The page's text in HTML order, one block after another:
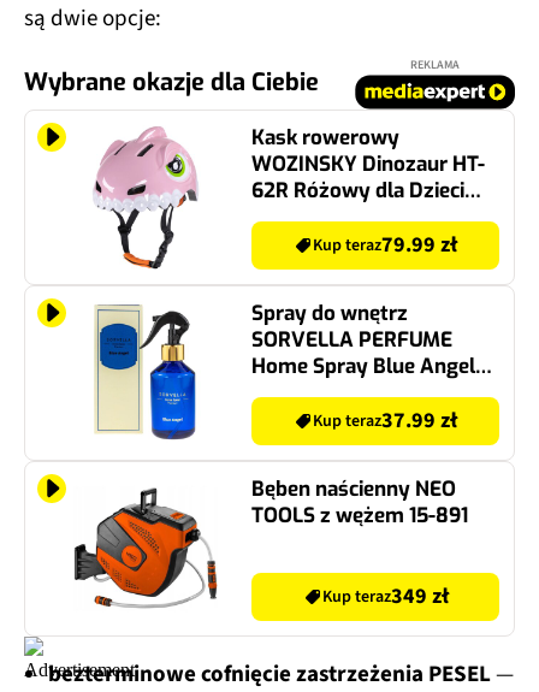
są dwie opcje:
Wybrane okazje dla Ciebie
REKLAMA
Kask rowerowy
WOZINSKY Dinozaur HT-
62R Różowy dla Dzieci
(rozmiar S)
Kup teraz79.99 zł
Spray do wnętrz
SORVELLA PERFUME
Home Spray Blue Angel
250 ml
Kup teraz37.99 zł
Bęben naścienny NEO
TOOLS z wężem 15-891
Kup teraz349 zł
bezterminowe cofnięcie zastrzeżenia PESEL—